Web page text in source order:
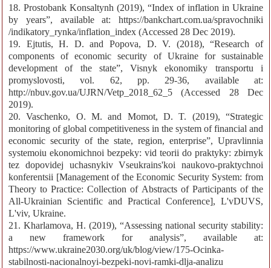
18. Prostobank Konsaltynh (2019), “Index of inflation in Ukraine
by years”, available at: https://bankchart.com.ua/spravochniki
/indikatory_rynka/inflation_index (Accessed 28 Dec 2019).
19. Ejtutis, H. D. and Popova, D. V. (2018), “Research of
components of economic security of Ukraine for sustainable
development of the state”, Visnyk ekonomiky transportu i
promyslovosti, vol. 62, pp. 29-36, available at:
http://nbuv.gov.ua/UJRN/Vetp_2018_62_5 (Accessed 28 Dec
2019).
20. Vaschenko, O. M. and Momot, D. T. (2019), “Strategic
monitoring of global competitiveness in the system of financial and
economic security of the state, region, enterprise”, Upravlinnia
systemoiu ekonomichnoi bezpeky: vid teorii do praktyky: zbirnyk
tez dopovidej uchasnykiv Vseukrains'koi naukovo-praktychnoi
konferentsii [Management of the Economic Security System: from
Theory to Practice: Collection of Abstracts of Participants of the
All-Ukrainian Scientific and Practical Conference], L'vDUVS,
L'viv, Ukraine.
21. Kharlamova, H. (2019), “Assessing national security stability:
a new framework for analysis”, available at:
https://www.ukraine2030.org/uk/blog/view/175-Ocinka-
stabilnosti-nacionalnoyi-bezpeki-novi-ramki-dlja-analizu